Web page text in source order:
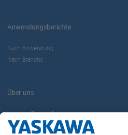
Anwendungsberichte
Nach Anwendung
Nach Branche
Über uns
Yaskawa Europe GmbH
Karriere